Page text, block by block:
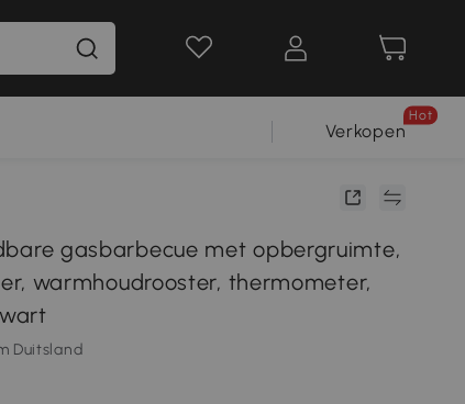
Verkopen
Hot
gasbarbecue met opbergruimte,
warmhoudrooster, thermometer,
Duitsland